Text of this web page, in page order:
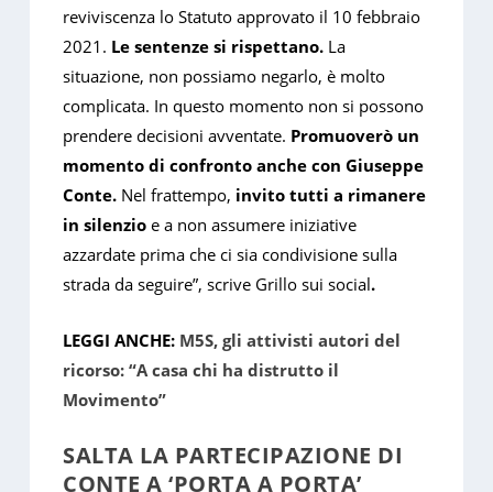
reviviscenza lo Statuto approvato il 10 febbraio
2021. Le sentenze si rispettano. La
situazione, non possiamo negarlo, è molto
complicata. In questo momento non si possono
prendere decisioni avventate. Promuoverò un
momento di confronto anche con Giuseppe
Conte. Nel frattempo, invito tutti a rimanere
in silenzio e a non assumere iniziative
azzardate prima che ci sia condivisione sulla
strada da seguire”, scrive Grillo sui social.
LEGGI ANCHE: M5S, gli attivisti autori del
ricorso: “A casa chi ha distrutto il
Movimento”
SALTA LA PARTECIPAZIONE DI
CONTE A ‘PORTA A PORTA’